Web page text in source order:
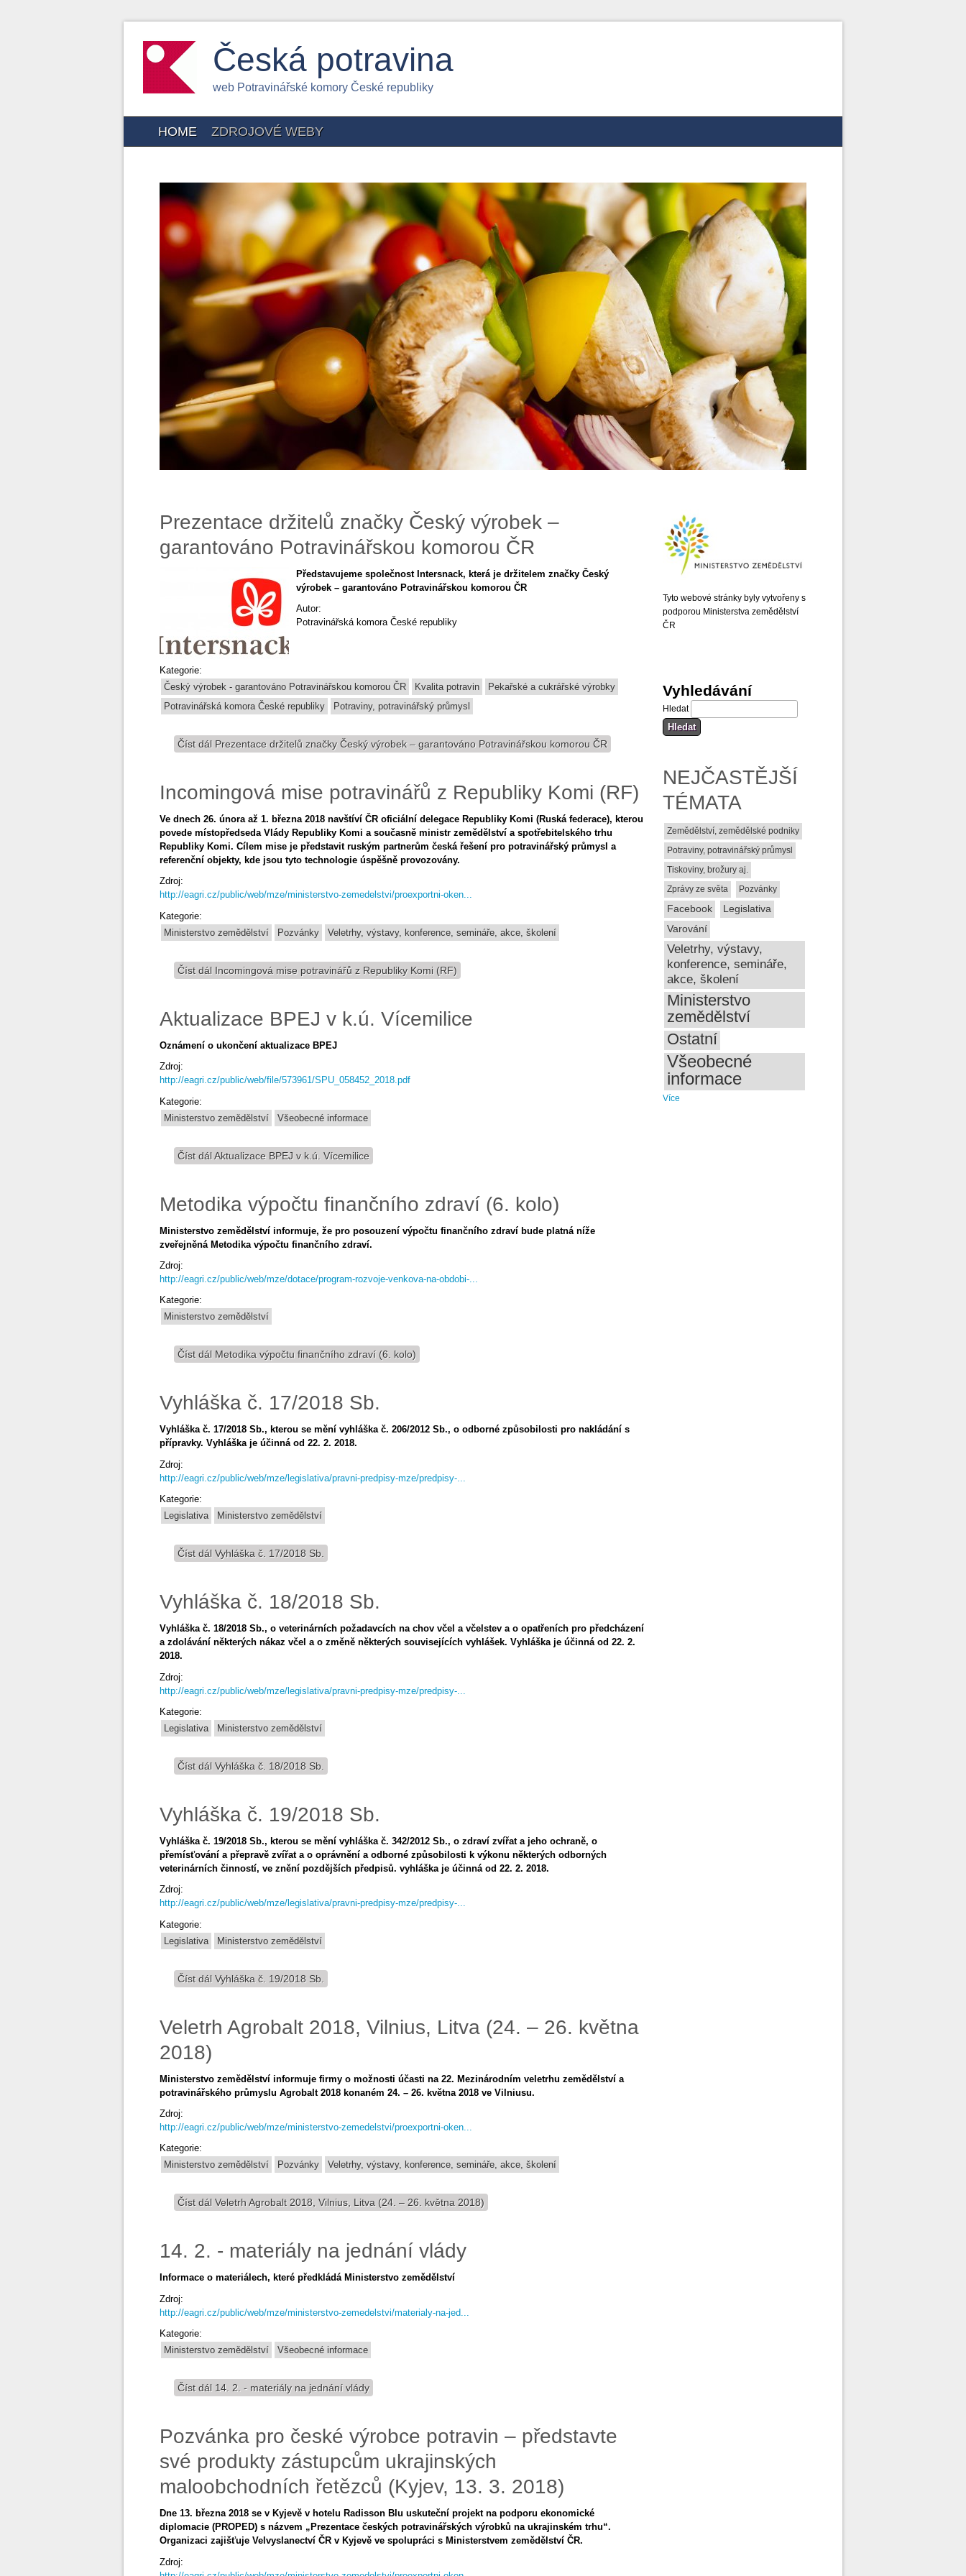
Česká potravina
web Potravinářské komory České republiky
HOME ZDROJOVÉ WEBY
Prezentace držitelů značky Český výrobek –
garantováno Potravinářskou komorou ČR
Představujeme společnost Intersnack, která je držitelem značky Český
výrobek – garantováno Potravinářskou komorou ČR
Autor:
Potravinářská komora České republiky
Kategorie:
Český výrobek - garantováno Potravinářskou komorou ČR
Kvalita potravin
Pekařské a cukrářské výrobky
Potravinářská komora České republiky
Potraviny, potravinářský průmysl
Číst dál Prezentace držitelů značky Český výrobek – garantováno Potravinářskou komorou ČR
Incomingová mise potravinářů z Republiky Komi (RF)
Ve dnech 26. února až 1. března 2018 navštíví ČR oficiální delegace Republiky Komi (Ruská federace), kterou
povede místopředseda Vlády Republiky Komi a současně ministr zemědělství a spotřebitelského trhu
Republiky Komi. Cílem mise je představit ruským partnerům česká řešení pro potravinářský průmysl a
referenční objekty, kde jsou tyto technologie úspěšně provozovány.
Zdroj:
http://eagri.cz/public/web/mze/ministerstvo-zemedelstvi/proexportni-oken...
Kategorie:
Ministerstvo zemědělství
Pozvánky Veletrhy, výstavy, konference, semináře, akce, školení
Číst dál Incomingová mise potravinářů z Republiky Komi (RF)
Aktualizace BPEJ v k.ú. Vícemilice
Oznámení o ukončení aktualizace BPEJ
Zdroj:
http://eagri.cz/public/web/file/573961/SPU_058452_2018.pdf
Kategorie:
Ministerstvo zemědělství
Všeobecné informace
Číst dálAktualizace BPEJ v k.ú. Vícemilice
Metodika výpočtu finančního zdraví (6. kolo)
Ministerstvo zemědělství informuje, že pro posouzení výpočtu finančního zdraví bude platná níže
zveřejněná Metodika výpočtu finančního zdraví.
Zdroj:
http://eagri.cz/public/web/mze/dotace/program-rozvoje-venkova-na-obdobi-...
Kategorie:
Ministerstvo zemědělství
Číst dál Metodika výpočtu finančního zdraví (6. kolo)
Vyhláška č. 17/2018 Sb.
Vyhláška č. 17/2018 Sb., kterou se mění vyhláška č. 206/2012 Sb., o odborné způsobilosti pro nakládání s
přípravky. Vyhláška je účinná od 22. 2. 2018.
Zdroj:
http://eagri.cz/public/web/mze/legislativa/pravni-predpisy-mze/predpisy-...
Kategorie:
Legislativa
Ministerstvo zemědělství
Číst dál Vyhláška č. 17/2018 Sb.
Vyhláška č. 18/2018 Sb.
Vyhláška č. 18/2018 Sb., o veterinárních požadavcích na chov včel a včelstev a o opatřeních pro předcházení
a zdolávání některých nákaz včel a o změně některých souvisejících vyhlášek. Vyhláška je účinná od 22. 2.
2018.
Zdroj:
http://eagri.cz/public/web/mze/legislativa/pravni-predpisy-mze/predpisy-...
Kategorie:
Legislativa
Ministerstvo zemědělství
Číst dál Vyhláška č. 18/2018 Sb.
Vyhláška č. 19/2018 Sb.
Vyhláška č. 19/2018 Sb., kterou se mění vyhláška č. 342/2012 Sb., o zdraví zvířat a jeho ochraně, o
přemísťování a přepravě zvířat a o oprávnění a odborné způsobilosti k výkonu některých odborných
veterinárních činností, ve znění pozdějších předpisů. vyhláška je účinná od 22. 2. 2018.
Zdroj:
http://eagri.cz/public/web/mze/legislativa/pravni-predpisy-mze/predpisy-...
Kategorie:
Legislativa
Ministerstvo zemědělství
Číst dál Vyhláška č. 19/2018 Sb.
Veletrh Agrobalt 2018, Vilnius, Litva (24. – 26. května
2018)
Ministerstvo zemědělství informuje firmy o možnosti účasti na 22. Mezinárodním veletrhu zemědělství a
potravinářského průmyslu Agrobalt 2018 konaném 24. – 26. května 2018 ve Vilniusu.
Zdroj:
http://eagri.cz/public/web/mze/ministerstvo-zemedelstvi/proexportni-oken...
Kategorie:
Ministerstvo zemědělství
Pozvánky Veletrhy, výstavy, konference, semináře, akce, školení
Číst dál Veletrh Agrobalt 2018, Vilnius, Litva (24. – 26. května 2018)
14. 2. - materiály na jednání vlády
Informace o materiálech, které předkládá Ministerstvo zemědělství
Zdroj:
http://eagri.cz/public/web/mze/ministerstvo-zemedelstvi/materialy-na-jed...
Kategorie:
Ministerstvo zemědělství
Všeobecné informace
Číst dál 14. 2. - materiály na jednání vlády
Pozvánka pro české výrobce potravin – představte
své produkty zástupcům ukrajinských
maloobchodních řetězců (Kyjev, 13. 3. 2018)
Dne 13. března 2018 se v Kyjevě v hotelu Radisson Blu uskuteční projekt na podporu ekonomické
diplomacie (PROPED) s názvem „Prezentace českých potravinářských výrobků na ukrajinském trhu“.
Organizaci zajišťuje Velvyslanectví ČR v Kyjevě ve spolupráci s Ministerstvem zemědělství ČR.
Zdroj:
Tyto webové stránky byly vytvořeny s
podporou Ministerstva zemědělství
ČR
Vyhledávání
Hledat
NEJČASTĚJŠÍ
TÉMATA
Zemědělství, zemědělské podniky
Potraviny, potravinářský průmysl
Tiskoviny, brožury aj.
Zprávy ze světa
Pozvánky
Facebook
Legislativa
Varování
Veletrhy, výstavy,
konference, semináře,
akce, školení
Ministerstvo
zemědělství
Ostatní
Všeobecné
informace
Více